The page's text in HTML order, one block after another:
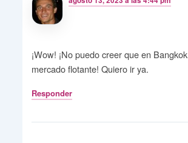
¡Wow! ¡No puedo creer que en
mercado flotante! Quiero ir ya.
Responder